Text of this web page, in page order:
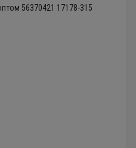
56370421 17178-315